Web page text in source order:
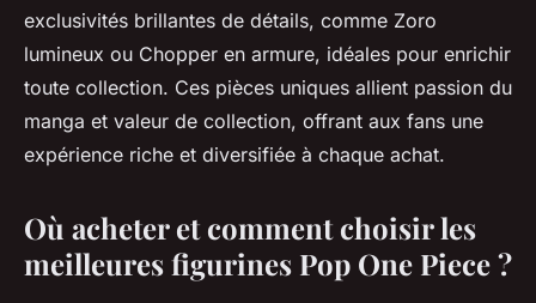
exclusivités brillantes de détails, comme Zoro
lumineux ou Chopper en armure, idéales pour enrichir
toute collection. Ces pièces uniques allient passion du
manga et valeur de collection, offrant aux fans une
expérience riche et diversifiée à chaque achat.
Où acheter et comment choisir les
meilleures figurines Pop One Piece ?